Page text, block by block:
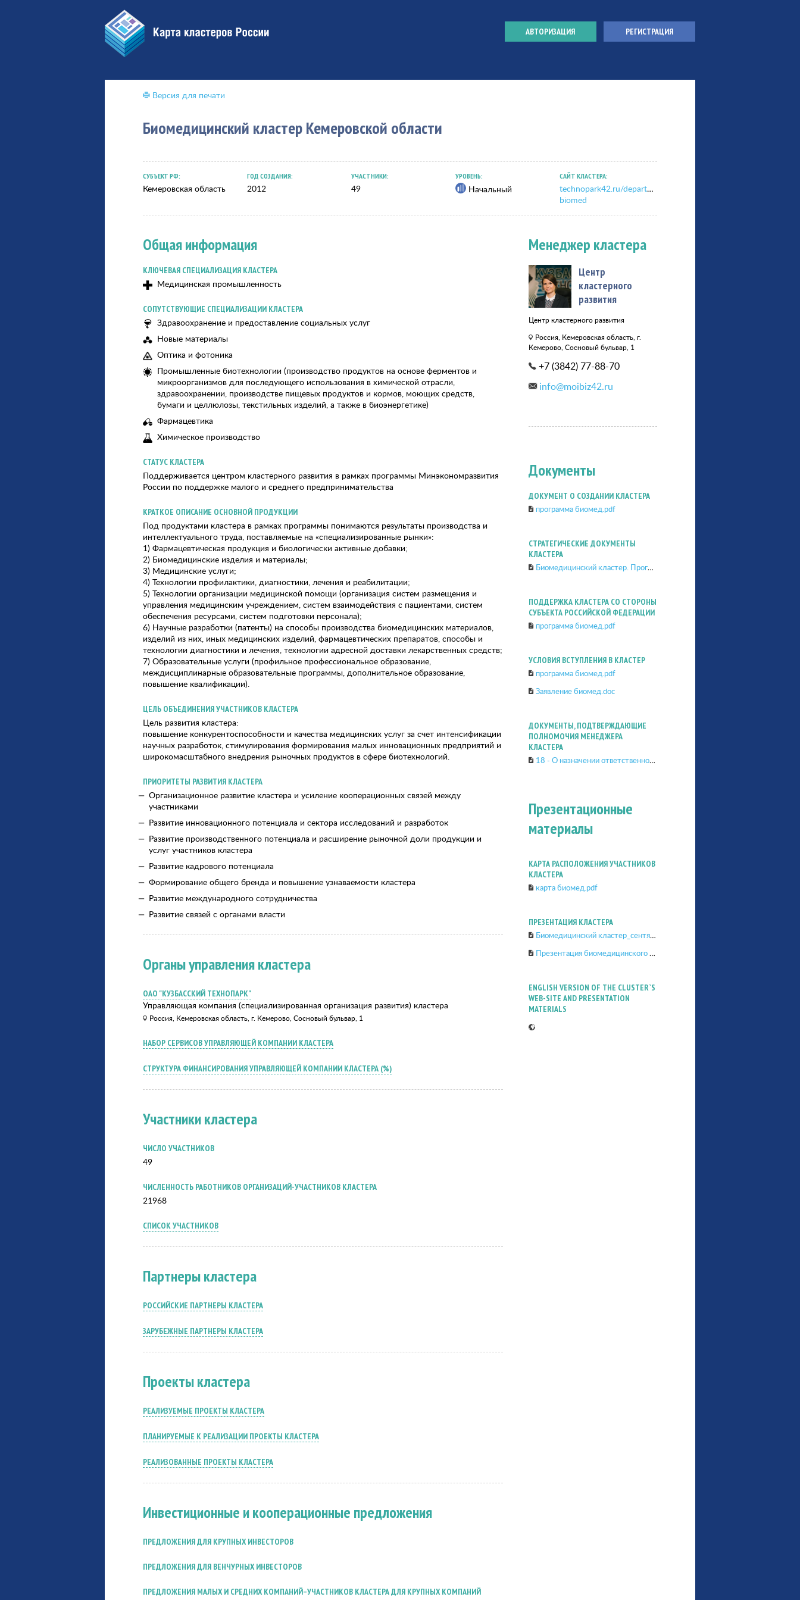
АВТОРИЗАЦИЯ РЕГИСТРАЦИЯ
Биомедицинский кластер Кемеровской области
СУБЪЕКТ РФ:
Кемеровская область
ГОД СОЗДАНИЯ:
2012
УЧАСТНИКИ:
49
УРОВЕНЬ:
Начальный
САЙТ КЛАСТЕРА:
technopark42.ru/departments/ckr/cluster-
biomed
Общая информация
КЛЮЧЕВАЯ СПЕЦИАЛИЗАЦИЯ КЛАСТЕРА
Медицинская промышленность
СОПУТСТВУЮЩИЕ СПЕЦИАЛИЗАЦИИ КЛАСТЕРА
Здравоохранение и предоставление социальных услуг
Новые материалы
Оптика и фотоника
Промышленные биотехнологии (производство продуктов на основе ферментов и
микроорганизмов для последующего использования в химической отрасли,
здравоохранении, производстве пищевых продуктов и кормов, моющих средств,
бумаги и целлюлозы, текстильных изделий, а также в биоэнергетике)
Фармацевтика
Химическое производство
СТАТУС КЛАСТЕРА
Поддерживается центром кластерного развития в рамках программы Минэкономразвития
России по поддержке малого и среднего предпринимательства
КРАТКОЕ ОПИСАНИЕ ОСНОВНОЙ ПРОДУКЦИИ
Под продуктами кластера в рамках программы понимаются результаты производства и
интеллектуального труда, поставляемые на «специализированные рынки»:
1) Фармацевтическая продукция и биологически активные добавки;
2) Биомедицинские изделия и материалы;
3) Медицинские услуги;
4) Технологии профилактики, диагностики, лечения и реабилитации;
5) Технологии организации медицинской помощи (организация систем размещения и
управления медицинским учреждением, систем взаимодействия с пациентами, систем
обеспечения ресурсами, систем подготовки персонала);
6) Научные разработки (патенты) на способы производства биомедицинских материалов,
изделий из них, иных медицинских изделий, фармацевтических препаратов, способы и
технологии диагностики и лечения, технологии адресной доставки лекарственных средств;
7) Образовательные услуги (профильное профессиональное образование,
междисциплинарные образовательные программы, дополнительное образование,
повышение квалификации).
ЦЕЛЬ ОБЪЕДИНЕНИЯ УЧАСТНИКОВ КЛАСТЕРА
Цель развития кластера:
повышение конкурентоспособности и качества медицинских услуг за счет интенсификации
научных разработок, стимулирования формирования малых инновационных предприятий и
широкомасштабного внедрения рыночных продуктов в сфере биотехнологий.
ПРИОРИТЕТЫ РАЗВИТИЯ КЛАСТЕРА
Организационное развитие кластера и усиление кооперационных связей между
участниками
Развитие инновационного потенциала и сектора исследований и разработок
Развитие производственного потенциала и расширение рыночной доли продукции и
услуг участников кластера
Развитие кадрового потенциала
Формирование общего бренда и повышение узнаваемости кластера
Развитие международного сотрудничества
Развитие связей с органами власти
Органы управления кластера
ОАО "КУЗБАССКИЙ ТЕХНОПАРК"
Управляющая компания (специализированная организация развития) кластера
Россия, Кемеровская область, г. Кемерово, Сосновый бульвар, 1
НАБОР СЕРВИСОВ УПРАВЛЯЮЩЕЙ КОМПАНИИ КЛАСТЕРА
СТРУКТУРА ФИНАНСИРОВАНИЯ УПРАВЛЯЮЩЕЙ КОМПАНИИ КЛАСТЕРА (%)
Участники кластера
ЧИСЛО УЧАСТНИКОВ
49
ЧИСЛЕННОСТЬ РАБОТНИКОВ ОРГАНИЗАЦИЙ-УЧАСТНИКОВ КЛАСТЕРА
21968
СПИСОК УЧАСТНИКОВ
Партнеры кластера
РОССИЙСКИЕ ПАРТНЕРЫ КЛАСТЕРА
ЗАРУБЕЖНЫЕ ПАРТНЕРЫ КЛАСТЕРА
Проекты кластера
РЕАЛИЗУЕМЫЕ ПРОЕКТЫ КЛАСТЕРА
ПЛАНИРУЕМЫЕ К РЕАЛИЗАЦИИ ПРОЕКТЫ КЛАСТЕРА
РЕАЛИЗОВАННЫЕ ПРОЕКТЫ КЛАСТЕРА
Инвестиционные и кооперационные предложения
ПРЕДЛОЖЕНИЯ ДЛЯ КРУПНЫХ ИНВЕСТОРОВ
ПРЕДЛОЖЕНИЯ ДЛЯ ВЕНЧУРНЫХ ИНВЕСТОРОВ
ПРЕДЛОЖЕНИЯ МАЛЫХ И СРЕДНИХ КОМПАНИЙ–УЧАСТНИКОВ КЛАСТЕРА ДЛЯ КРУПНЫХ КОМПАНИЙ
Менеджер кластера
Центр
кластерного
развития
Центр кластерного развития
Россия, Кемеровская область, г.
Кемерово, Сосновый бульвар, 1
+7 (3842) 77-88-70
info@moibiz42.ru
Документы
ДОКУМЕНТ О СОЗДАНИИ КЛАСТЕРА
программа биомед.pdf
СТРАТЕГИЧЕСКИЕ ДОКУМЕНТЫ
КЛАСТЕРА
Биомедицинский кластер. Программа развития.pdf
ПОДДЕРЖКА КЛАСТЕРА СО СТОРОНЫ
СУБЪЕКТА РОССИЙСКОЙ ФЕДЕРАЦИИ
программа биомед.pdf
УСЛОВИЯ ВСТУПЛЕНИЯ В КЛАСТЕР
программа биомед.pdf
Заявление биомед.doc
ДОКУМЕНТЫ, ПОДТВЕРЖДАЮЩИЕ
ПОЛНОМОЧИЯ МЕНЕДЖЕРА
КЛАСТЕРА
18 - О назначении ответственного - Даутова.pdf
Презентационные
материалы
КАРТА РАСПОЛОЖЕНИЯ УЧАСТНИКОВ
КЛАСТЕРА
карта биомед.pdf
ПРЕЗЕНТАЦИЯ КЛАСТЕРА
Биомедицинский кластер_сентябрь 2014 г..pptx
Презентация биомедицинского кластера (сентябрь 2015).pptx
ENGLISH VERSION OF THE CLUSTER`S
WEB-SITE AND PRESENTATION
MATERIALS
Версия для печати